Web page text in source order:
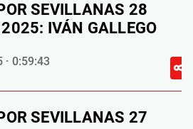
SEVILLANAS 28
IVÁN GALLEGO
0:59:43
SEVILLANAS 27